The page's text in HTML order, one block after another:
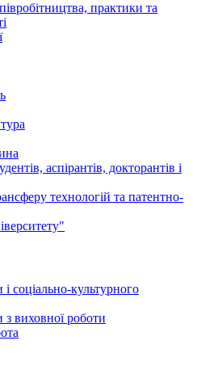
практики та
аспірантів, докторантів і
технологій та патентно-
соціально-культурного
виховної роботи